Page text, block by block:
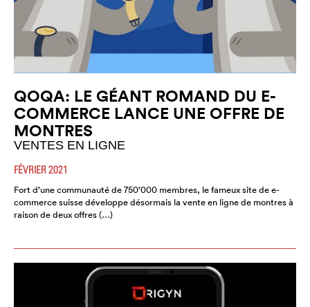
QOQA: LE GÉANT ROMAND DU E-
COMMERCE LANCE UNE OFFRE DE
MONTRES
VENTES EN LIGNE
FÉVRIER 2021
Fort d’une communauté de 750’000 membres, le fameux site de e-
commerce suisse développe désormais la vente en ligne de montres à
raison de deux offres (…)